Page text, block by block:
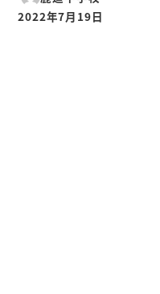
投稿日
2022年7月19日